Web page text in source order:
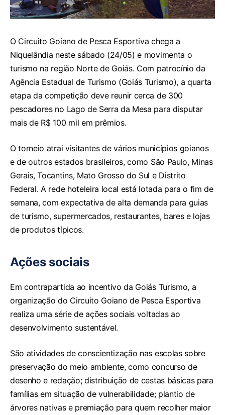
O Circuito Goiano de Pesca Esportiva chega a
Niquelândia neste sábado (24/05) e movimenta o
turismo na região Norte de Goiás. Com patrocínio da
Agência Estadual de Turismo (Goiás Turismo), a quarta
etapa da competição deve reunir cerca de 300
pescadores no Lago de Serra da Mesa para disputar
mais de R$ 100 mil em prêmios.
O torneio atrai visitantes de vários municípios goianos
e de outros estados brasileiros, como São Paulo, Minas
Gerais, Tocantins, Mato Grosso do Sul e Distrito
Federal. A rede hoteleira local está lotada para o fim de
semana, com expectativa de alta demanda para guias
de turismo, supermercados, restaurantes, bares e lojas
de produtos típicos.
Ações sociais
Em contrapartida ao incentivo da Goiás Turismo, a
organização do Circuito Goiano de Pesca Esportiva
realiza uma série de ações sociais voltadas ao
desenvolvimento sustentável.
São atividades de conscientização nas escolas sobre
preservação do meio ambiente, como concurso de
desenho e redação; distribuição de cestas básicas para
famílias em situação de vulnerabilidade; plantio de
árvores nativas e premiação para quem recolher maior